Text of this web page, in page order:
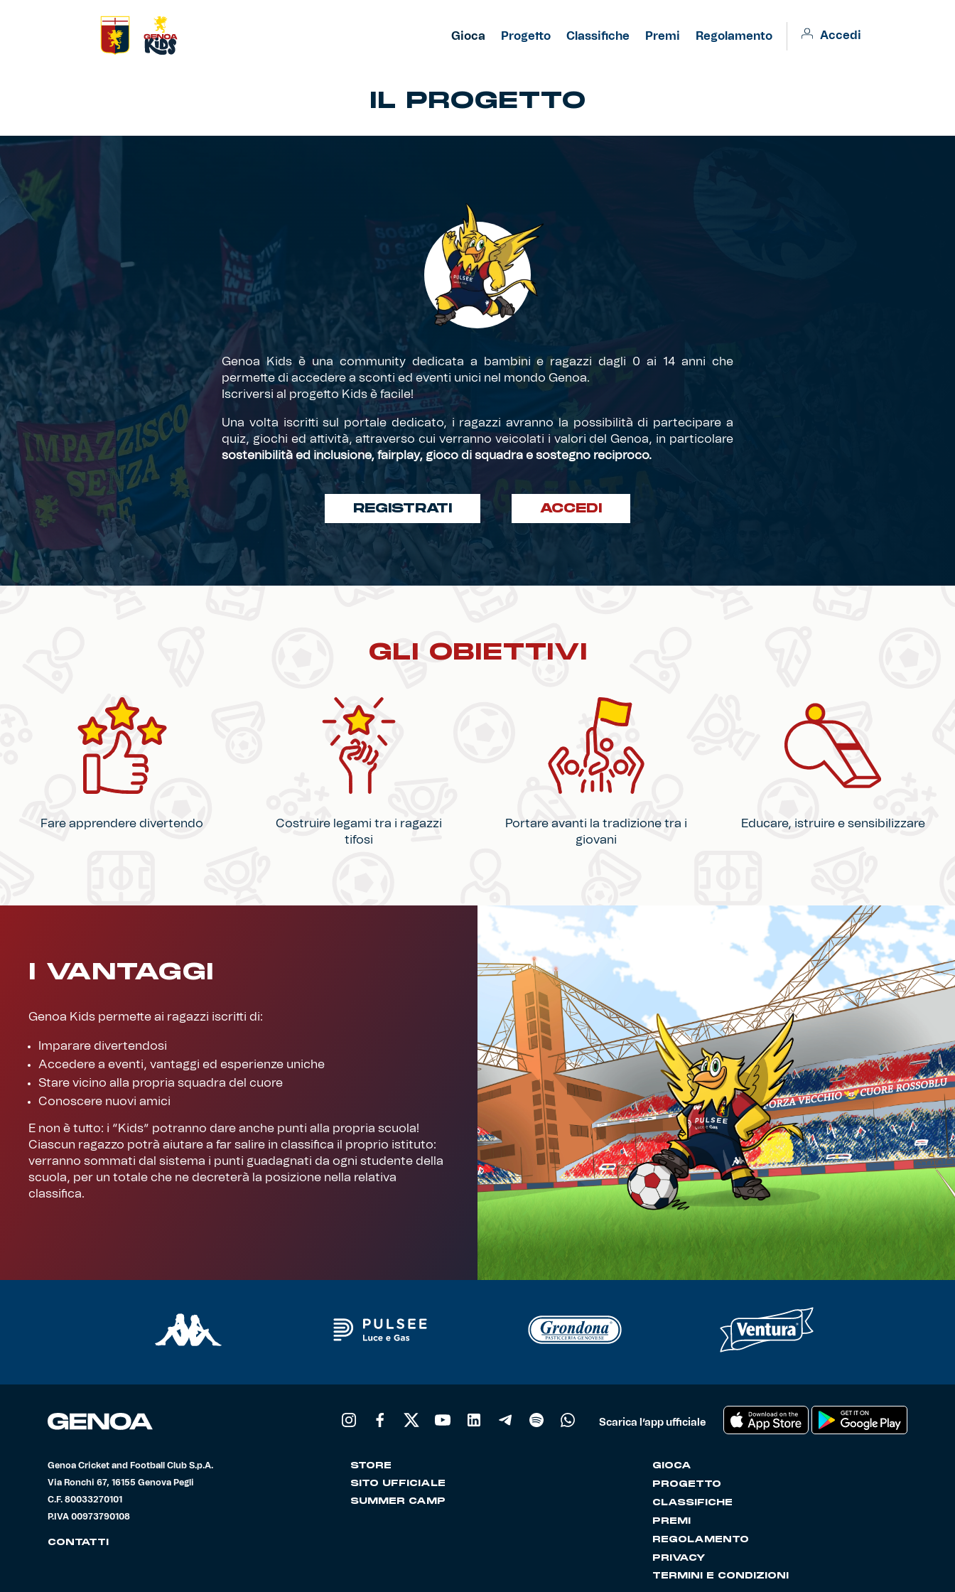
Gioca Progetto Classifiche Premi Regolamento Accedi
IL PROGETTO
Genoa Kids è una community dedicata a bambini e ragazzi dagli 0 ai 14 anni che
permette di accedere a sconti ed eventi unici nel mondo Genoa.
Iscriversi al progetto Kids è facile!
Una volta iscritti sul portale dedicato, i ragazzi avranno la possibilità di partecipare a
quiz, giochi ed attività, attraverso cui verranno veicolati i valori del Genoa, in particolare
sostenibilità ed inclusione, fairplay, gioco di squadra e sostegno reciproco.
REGISTRATI ACCEDI
GLI OBIETTIVI
Fare apprendere divertendo
Costruire legami tra i ragazzi
tifosi
Portare avanti la tradizione tra i
giovani
Educare, istruire e sensibilizzare
I VANTAGGI
Genoa Kids permette ai ragazzi iscritti di:
Imparare divertendosi
Accedere a eventi, vantaggi ed esperienze uniche
Stare vicino alla propria squadra del cuore
Conoscere nuovi amici
E non è tutto: i “Kids” potranno dare anche punti alla propria scuola!
Ciascun ragazzo potrà aiutare a far salire in classifica il proprio istituto:
verranno sommati dal sistema i punti guadagnati da ogni studente della
scuola, per un totale che ne decreterà la posizione nella relativa
classifica.
Scarica l’app ufficiale
Genoa Cricket and Football Club S.p.A.
Via Ronchi 67, 16155 Genova Pegli
C.F. 80033270101
P.IVA 00973790108
CONTATTI
STORE
SITO UFFICIALE
SUMMER CAMP
GIOCA
PROGETTO
CLASSIFICHE
PREMI
REGOLAMENTO
PRIVACY
TERMINI E CONDIZIONI